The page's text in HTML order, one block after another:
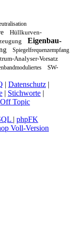
Hüllkurven-
Eigenbau-
Spiegelfrequenzempfang
Analyser-Vorsatz
SW-
| Datenschutz |
| Stichworte |
Off Topic
| phpFK
Voll-Version